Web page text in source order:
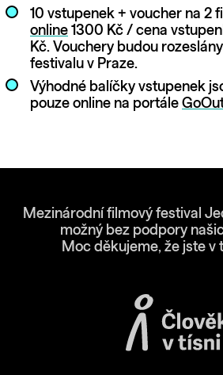
10 vstupenek + voucher na 2
online 1300 Kč / cena
Kč. Vouchery budou
festivalu v Praze.
Výhodné balíčky vstupenek
pouze online na portále
Mezinárodní filmový festival
možný bez podpory
Moc děkujeme, že jste v